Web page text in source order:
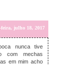
feira, julho 18, 2017
nunca tive
com mechas
em mim acho